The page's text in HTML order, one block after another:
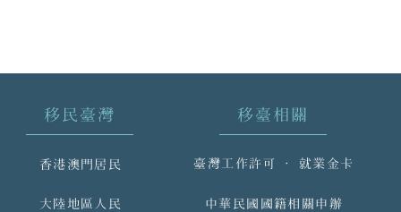
移民臺灣
香港澳門居民
大陸地區人民
移臺相關
臺灣工作許可 ‧ 就業金卡
中華民國國籍相關申辦